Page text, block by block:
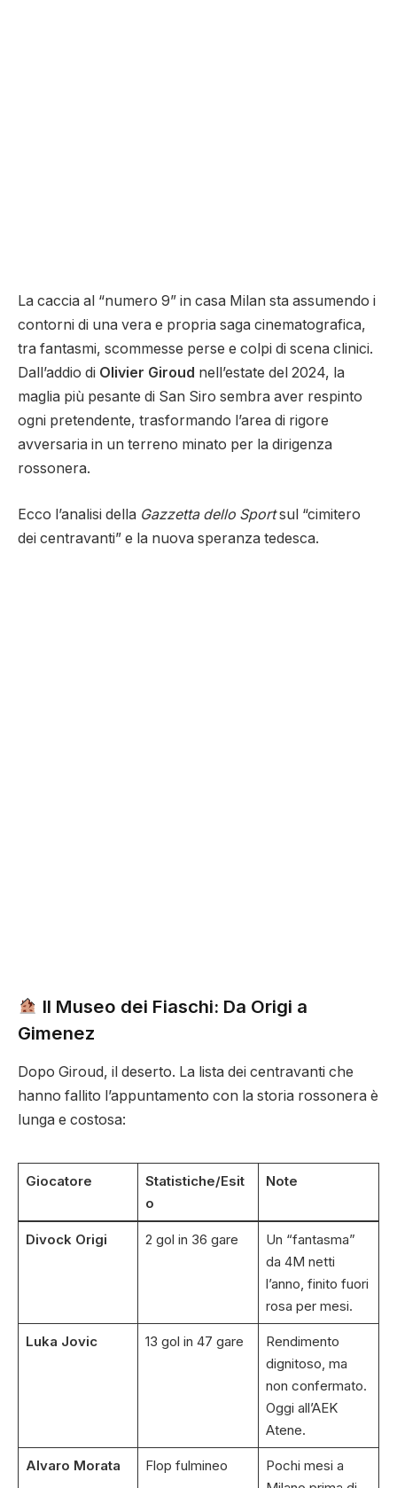
La caccia al “numero 9” in casa Milan sta assumendo i
contorni di una vera e propria saga cinematografica,
tra fantasmi, scommesse perse e colpi di scena clinici.
Dall’addio di Olivier Giroud nell’estate del 2024, la
maglia più pesante di San Siro sembra aver respinto
ogni pretendente, trasformando l’area di rigore
avversaria in un terreno minato per la dirigenza
rossonera.
Ecco l’analisi della Gazzetta dello Sportsul “cimitero
dei centravanti” e la nuova speranza tedesca.
Il Museo dei Fiaschi: Da Origi a
Gimenez
Dopo Giroud, il deserto. La lista dei centravanti che
hanno fallito l’appuntamento con la storia rossonera è
lunga e costosa:
Giocatore
Statistiche/Esit
o
Note
Divock Origi 2 gol in 36 gare
Un “fantasma”
da 4M netti
l’anno, finito fuori
rosa per mesi.
Luka Jovic 13 gol in 47 gare
Rendimento
dignitoso, ma
non confermato.
Oggi all’AEK
Atene.
Alvaro Morata Flop fulmineo
Pochi mesi a